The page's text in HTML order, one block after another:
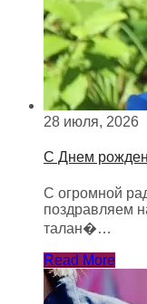
28 июля, 2026
С Днем
С огромной
поздравляем
талан�…
Read More